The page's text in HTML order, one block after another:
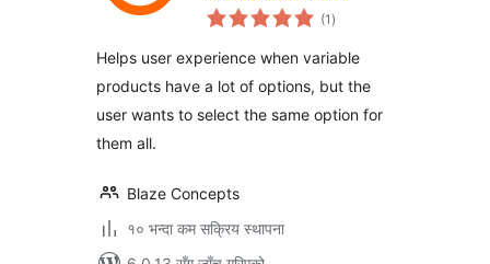
WooCommerce
(1 कुल
रेटिङ्गहरू
)
Helps user experience when variable
products have a lot of options, but the
user wants to select the same option for
them all.
Blaze Concepts
१० भन्दा कम सक्रिय स्थापना